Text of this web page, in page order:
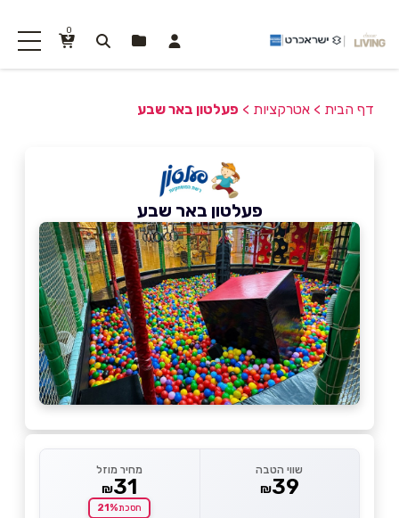
0
דף הבית > אטרקציות > פעלטון באר שבע
פעלטון באר שבע
שווי הטבה
₪39
מחיר מוזל
₪31
חסכת21%